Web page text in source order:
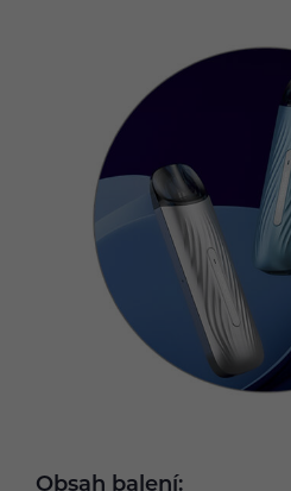
Obsah balení: